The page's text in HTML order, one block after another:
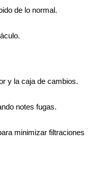
de lo normal.
y la caja de cambios.
notes fugas.
minimizar filtraciones